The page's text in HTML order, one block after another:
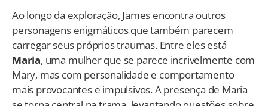
Ao longo da exploração, James encontra outros
personagens enigmáticos que também parecem
carregar seus próprios traumas. Entre eles está
Maria, uma mulher que se parece incrivelmente com
Mary, mas com personalidade e comportamento
mais provocantes e impulsivos. A presença de Maria